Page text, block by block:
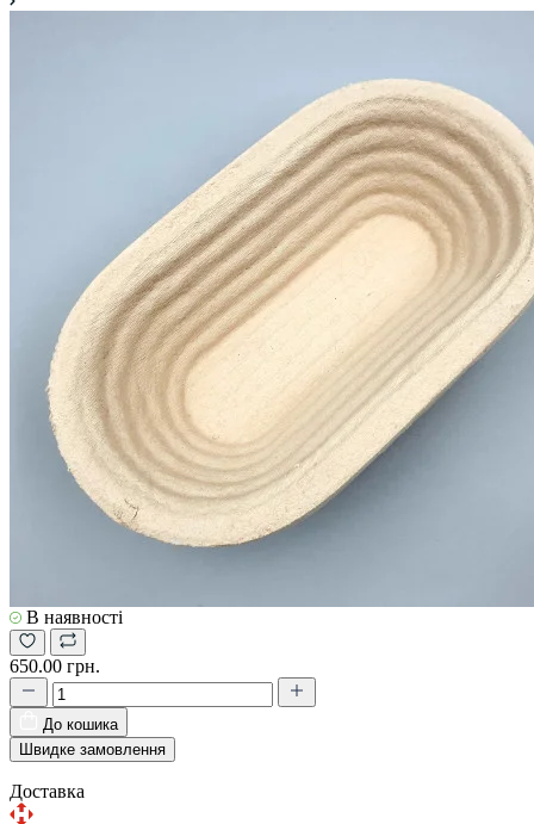
В наявності
650.00 грн.
До кошика
Швидке замовлення
Доставка